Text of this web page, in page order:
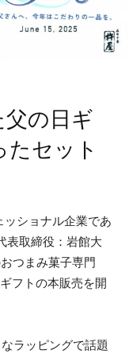
父の日ギ
たセット
ショナル企業であ
表取締役：岩館大
つまみ菓子専門
フトの本販売を開
ラッピングで話題